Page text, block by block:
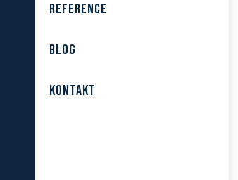
REFERENCE
BLOG
KONTAKT